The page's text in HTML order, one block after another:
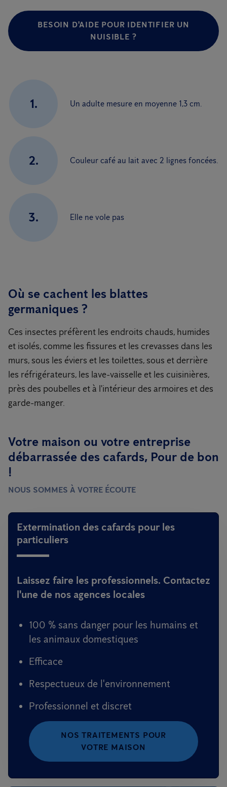
BESOIN D'AIDE POUR IDENTIFIER UN
NUISIBLE ?
1. Un adulte mesure en moyenne 1,3 cm.
2. Couleur café au lait avec 2 lignes foncées.
3. Elle ne vole pas
Où se cachent les blattes
germaniques ?
Ces insectes préfèrent les endroits chauds, humides
et isolés, comme les fissures et les crevasses dans les
murs, sous les éviers et les toilettes, sous et derrière
les réfrigérateurs, les lave-vaisselle et les cuisinières,
près des poubelles et à l'intérieur des armoires et des
garde-manger.
Votre maison ou votre entreprise
débarrassée des cafards, Pour de bon
!
NOUS SOMMES À VOTRE ÉCOUTE
Extermination des cafards pour les
particuliers
Laissez faire les professionnels. Contactez
l'une de nos agences locales
100 % sans danger pour les humains et
les animaux domestiques
Efficace
Respectueux de l'environnement
Professionnel et discret
NOS TRAITEMENTS POUR
VOTRE MAISON